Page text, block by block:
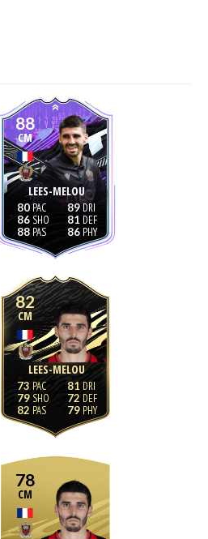
88
CM
LEES-MELOU
80
86
88
89
81
86
82
CM
LEES-MELOU
73
79
82
81
72
79
78
CM